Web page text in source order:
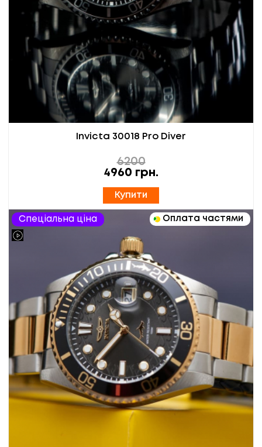
Invicta 30018 Pro Diver
6200
4960 грн.
Купити
Спеціальна ціна Оплата частями